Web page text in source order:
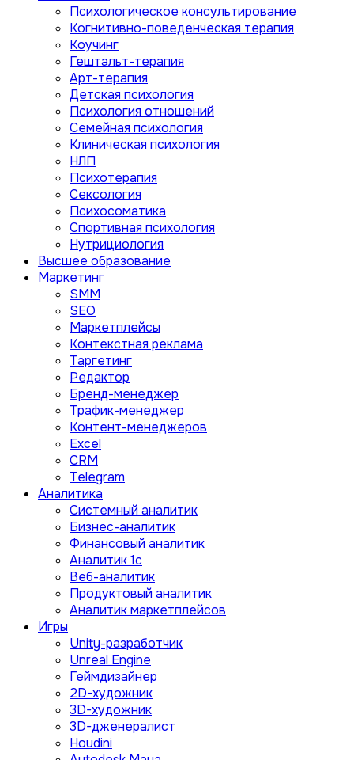
Психологическое консультирование
Когнитивно-поведенческая терапия
Коучинг
Гештальт-терапия
Арт-терапия
Детская психология
Психология отношений
Семейная психология
Клиническая психология
НЛП
Психотерапия
Сексология
Психосоматика
Спортивная психология
Нутрициология
Высшее образование
Маркетинг
SMM
SEO
Маркетплейсы
Контекстная реклама
Таргетинг
Редактор
Бренд-менеджер
Трафик-менеджер
Контент-менеджеров
Excel
CRM
Telegram
Аналитика
Системный аналитик
Бизнес-аналитик
Финансовый аналитик
Aналитик 1с
Веб-аналитик
Продуктовый аналитик
Аналитик маркетплейсов
Игры
Unity-разработчик
Unreal Engine
Геймдизайнер
2D-художник
3D-художник
3D-дженералист
Houdini